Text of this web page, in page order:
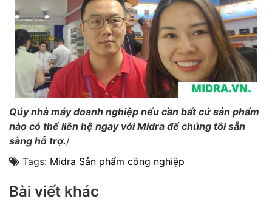
Qúy nhà máy doanh nghiệp nếu cần bất cứ sản phẩm
nào có thể liên hệ ngay với Midra để chúng tôi sẵn
sàng hỗ trợ./
Tags: Midra Sản phẩm công nghiệp
Bài viết khác